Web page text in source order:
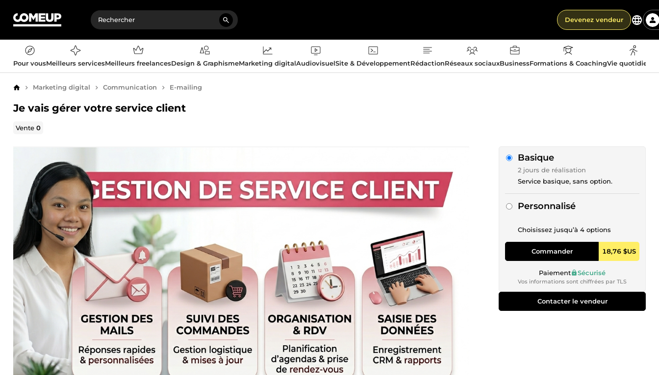
Devenez vendeur
Pour vousMeilleurs servicesMeilleurs freelancesDesign & GraphismeMarketing digitalAudiovisuelSite & DéveloppementRédactionRéseaux sociauxBusinessFormations & CoachingVie
AccueilMarketing digital Communication E-mailing
Je vais gérer votre service client
Vente0
Basique
2 jours de réalisation
Service basique, sans option.
Personnalisé
Choisissez jusqu’à 4 options
Commander 18,76 $US
Paiement Sécurisé
Vos informations sont chiffrées par TLS
Contacter le vendeur